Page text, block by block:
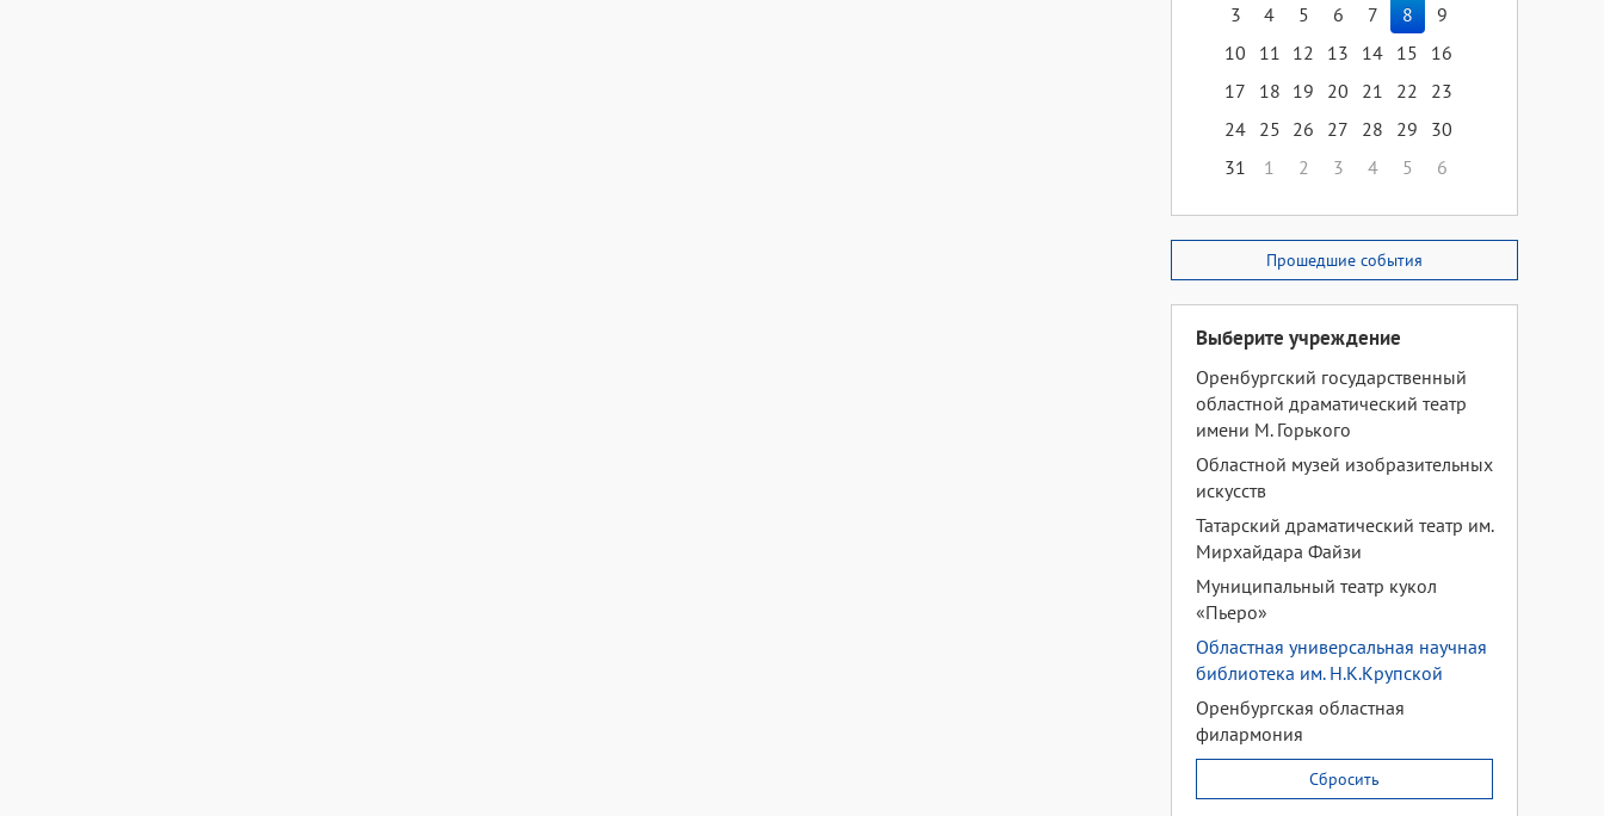
3
4 5 6 7 8
9
10
11 12 13 14 15
16
17
18 19 20 21 22
23
24 25 26 27 28 29
30
31
1 2 3 4 5 6
Прошедшие события
Выберите учреждение
Оренбургский государственный
областной драматический театр
имени М. Горького
Областной музей изобразительных
искусств
Татарский драматический театр им.
Мирхайдара Файзи
Муниципальный театр кукол
«Пьеро»
Областная универсальная научная
библиотека им. Н.К.Крупской
Оренбургская областная
филармония
Сбросить